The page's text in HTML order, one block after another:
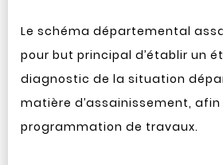
Le schéma départemental
pour but principal d’établir un
diagnostic de la situation
matière d’assainissement, afin
programmation de travaux.